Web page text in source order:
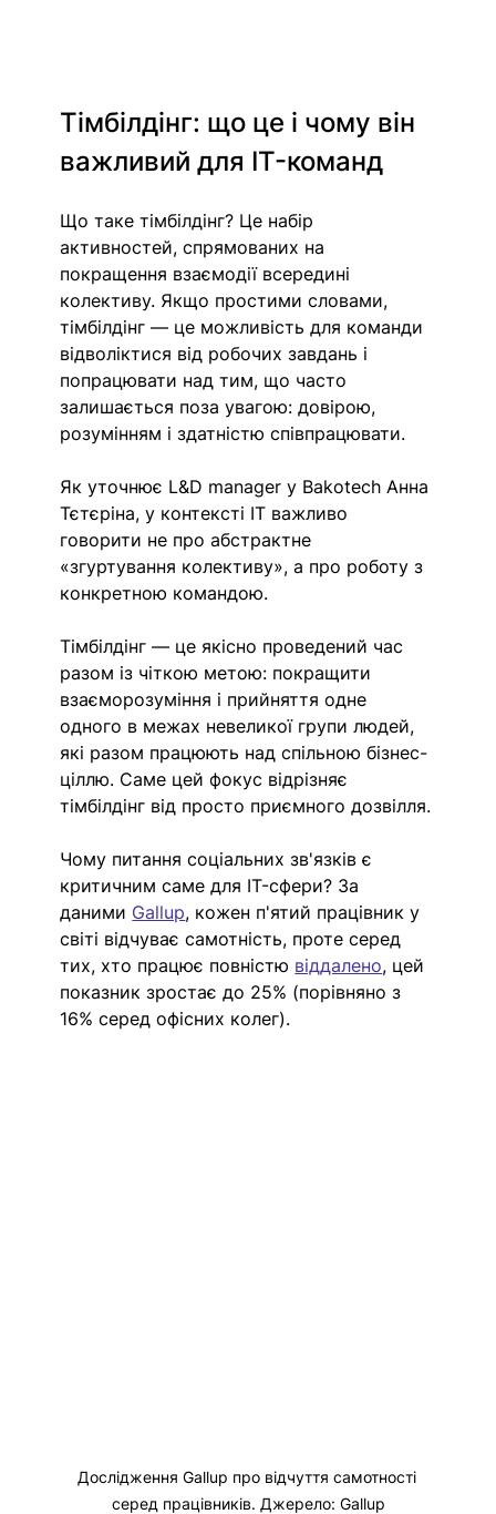
Тімбілдінг: що це і чому він
важливий для IT-команд
Що таке тімбілдінг? Це набір
активностей, спрямованих на
покращення взаємодії всередині
колективу. Якщо простими словами,
тімбілдінг — це можливість для команди
відволіктися від робочих завдань і
попрацювати над тим, що часто
залишається поза увагою: довірою,
розумінням і здатністю співпрацювати.
Як уточнює L&D manager у Bakotech Анна
Тєтєріна, у контексті IT важливо
говорити не про абстрактне
«згуртування колективу», а про роботу з
конкретною командою.
Тімбілдінг — це якісно проведений час
разом із чіткою метою: покращити
взаєморозуміння і прийняття одне
одного в межах невеликої групи людей,
які разом працюють над спільною бізнес-
ціллю. Саме цей фокус відрізняє
тімбілдінг від просто приємного дозвілля.
Чому питання соціальних зв'язків є
критичним саме для IT-сфери? За
даними Gallup, кожен п'ятий працівник у
світі відчуває самотність, проте серед
тих, хто працює повністю віддалено, цей
показник зростає до 25% (порівняно з
16% серед офісних колег).
Дослідження Gallup про відчуття самотності
серед працівників. Джерело: Gallup